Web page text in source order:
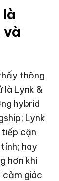
là
và
thông
là Lynk &
hybrid
Lynk
cận
hay
hơn khi
cảm giác